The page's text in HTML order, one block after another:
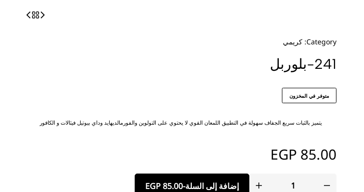
Category: كريمي
241-بلوربل
متوفر في المخزون
يتميز بالثبات سريع الجفاف سهولة في التطبيق اللمعان القوي لا يحتوي على التولوين والفورمالديهايد وداي بيوتيل فيثالات و الكافور
EGP 85.00
إضافة إلى السلة-
EGP85.00